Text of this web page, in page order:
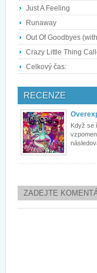
Just A Feeling
Runaway
Out Of Goodbyes
Crazy Little Thing
Celkový čas:
RECENZE
Když se
ZADEJTE